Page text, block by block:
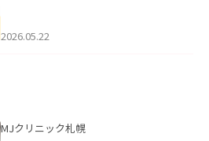
た。
2026.05.22
MJクリニック札幌